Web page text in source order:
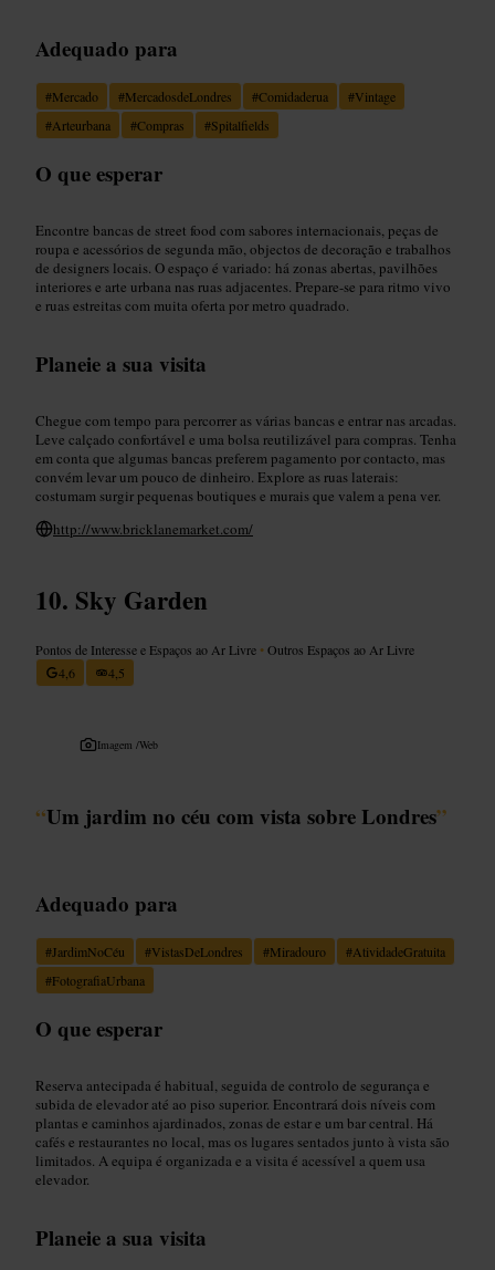
Adequado para
#Mercado #MercadosdeLondres #Comidaderua #Vintage
#Arteurbana #Compras #Spitalfields
O que esperar
Encontre bancas de street food com sabores internacionais, peças de
roupa e acessórios de segunda mão, objectos de decoração e trabalhos
de designers locais. O espaço é variado: há zonas abertas, pavilhões
interiores e arte urbana nas ruas adjacentes. Prepare-se para ritmo vivo
e ruas estreitas com muita oferta por metro quadrado.
Planeie a sua visita
Chegue com tempo para percorrer as várias bancas e entrar nas arcadas.
Leve calçado confortável e uma bolsa reutilizável para compras. Tenha
em conta que algumas bancas preferem pagamento por contacto, mas
convém levar um pouco de dinheiro. Explore as ruas laterais:
costumam surgir pequenas boutiques e murais que valem a pena ver.
http://www.bricklanemarket.com/
Sky Garden
Pontos de Interesse e Espaços ao Ar Livre •Outros Espaços ao Ar Livre
4,6
4,5
Imagem /Web
“Um jardim no céu com vista sobre Londres”
Adequado para
#JardimNoCéu #VistasDeLondres #Miradouro #AtividadeGratuita
#FotografiaUrbana
O que esperar
Reserva antecipada é habitual, seguida de controlo de segurança e
subida de elevador até ao piso superior. Encontrará dois níveis com
plantas e caminhos ajardinados, zonas de estar e um bar central. Há
cafés e restaurantes no local, mas os lugares sentados junto à vista são
limitados. A equipa é organizada e a visita é acessível a quem usa
elevador.
Planeie a sua visita